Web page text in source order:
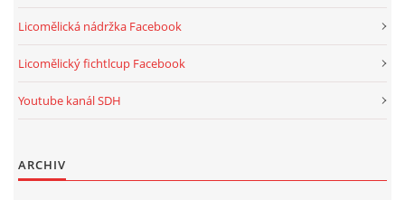
Licomělická nádržka Facebook
Licomělický fichtlcup Facebook
Youtube kanál SDH
ARCHIV